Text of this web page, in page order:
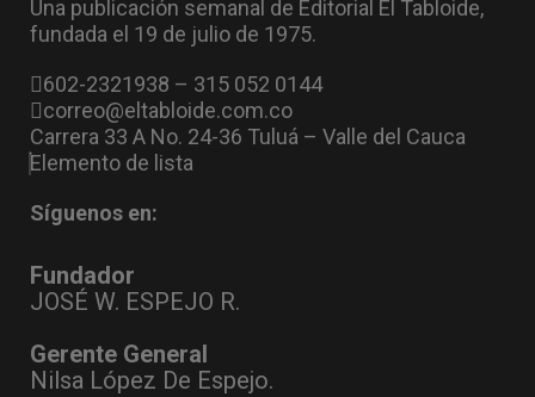
Una publicación semanal de Editorial El Tabloide,
fundada el 19 de julio de 1975.
602-2321938 – 315 052 0144
correo@eltabloide.com.co
Carrera 33 A No. 24-36 Tuluá – Valle del Cauca
Elemento de lista
Síguenos en:
Fundador
JOSÉ W. ESPEJO R.
Gerente General
Nilsa López De Espejo.